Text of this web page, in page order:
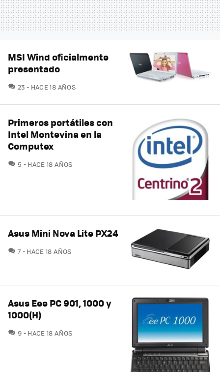
MSI Wind oficialmente
presentado
23 COMENTARIOS
HACE 18 AÑOS
Primeros portátiles con
Intel Montevina en la
Computex
5 COMENTARIOS
HACE 18 AÑOS
Asus Mini Nova Lite PX24
7COMENTARIOS
HACE 18 AÑOS
Asus Eee PC 901, 1000 y
1000(H)
9 COMENTARIOS
HACE 18 AÑOS